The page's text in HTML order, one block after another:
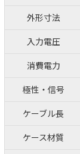
外形寸法
入力電圧
消費電力
極性・信号
ケーブル長
ケース材質